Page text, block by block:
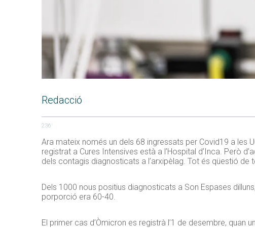
Redacció
236
Ara mateix només un dels 68 ingressats per Covid19 a les
registrat a Cures Intensives està a l’Hospital d’Inca. Però
dels contagis diagnosticats a l’arxipèlag. Tot és qüestió de
Dels 1000 nous positius diagnosticats a Son Espases dilluns,
porporció era 60-40.
El primer cas d’Òmicron es registrà l’1 de desembre, quan